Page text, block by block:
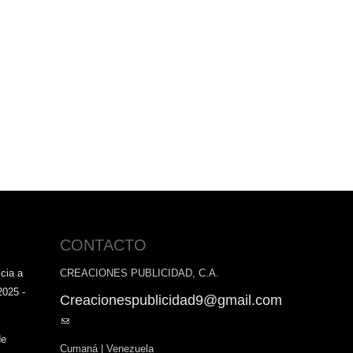
a
-
CONTACTO
CREACIONES PUBLICIDAD, C.A.
Creacionespublicidad9@gmail.com
(link
Cumaná | Venezuela